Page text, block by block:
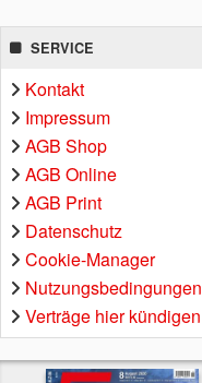
SERVICE
Kontakt
Impressum
AGB Shop
AGB Online
AGB Print
Datenschutz
Cookie-Manager
Nutzungsbedingungen
Verträge hier kündigen